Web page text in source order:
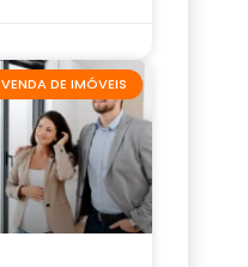
VENDA DE IMÓVEIS